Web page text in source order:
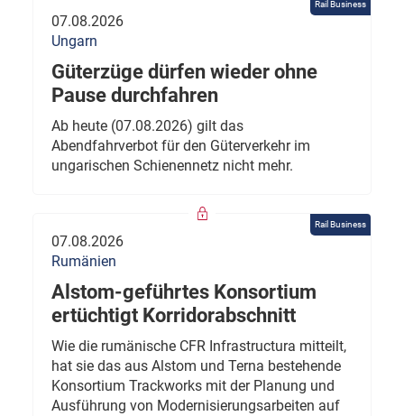
Rail Business
07.08.2026
Ungarn
Güterzüge dürfen wieder ohne
Pause durchfahren
Ab heute (07.08.2026) gilt das
Abendfahrverbot für den Güterverkehr im
ungarischen Schienennetz nicht mehr.
Rail Business
07.08.2026
Rumänien
Alstom-geführtes Konsortium
ertüchtigt Korridorabschnitt
Wie die rumänische CFR Infrastructura mitteilt,
hat sie das aus Alstom und Terna bestehende
Konsortium Trackworks mit der Planung und
Ausführung von Modernisierungsarbeiten auf